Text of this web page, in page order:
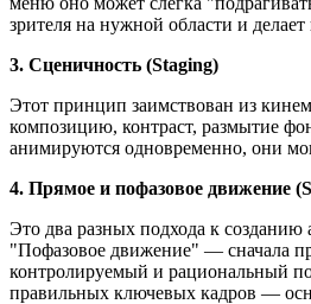
зрителя на нужной области и
3. Сценичность (Staging)
Этот принцип заимствован из
композицию, контраст, размытие
анимируются одновременно, они
4. Прямое и пофазовое движение
Это два разных подхода к
"Пофазовое движение" — сначала
контролируемый и рациональный
правильных ключевых кадров —